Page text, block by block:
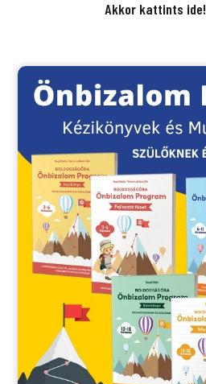
Akkor kattints ide!